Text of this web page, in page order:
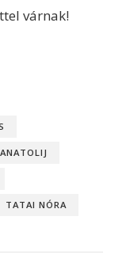
várnak!
TATAI NÓRA